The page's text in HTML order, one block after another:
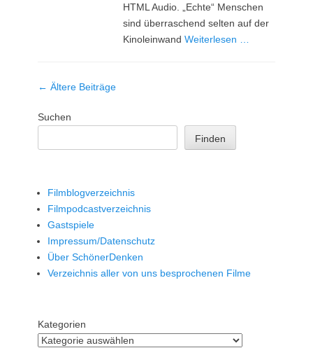
HTML Audio. „Echte“ Menschen
sind überraschend selten auf der
KinoleinwandWeiterlesen …
Beitrag-
← Ältere Beiträge
Suchen
Finden
Filmblogverzeichnis
Filmpodcastverzeichnis
Gastspiele
Impressum/Datenschutz
Über SchönerDenken
Verzeichnis aller von uns besprochenen Filme
Kategorien